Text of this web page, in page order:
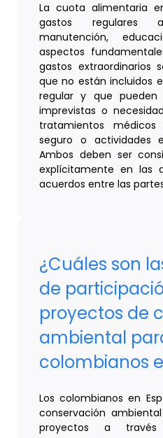
La cuota alimentaria
gastos regulares
manutención,
aspectos
gastos extraordinarios
que no están incluidos
regular y que pueden
imprevistas o
tratamientos
seguro o actividades
Ambos deben ser
explícitamente en las
acuerdos entre las
¿Cuáles son
de
proyectos de
ambiental
colombianos
Los colombianos en
conservación
proyectos a través